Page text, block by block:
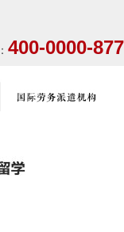
400-0000-877